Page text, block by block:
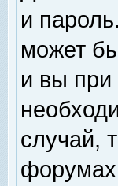
и
может
и вы при
случай,
форумах